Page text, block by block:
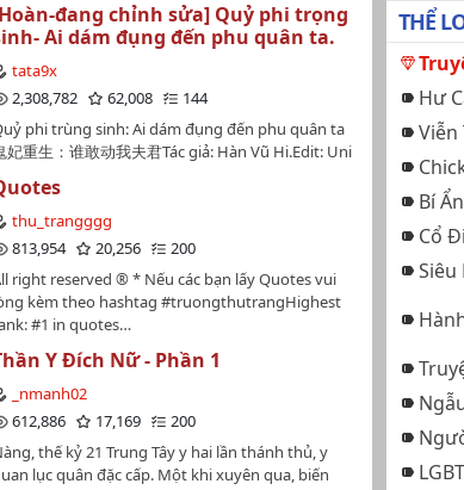
đang chỉnh sửa] Quỷ phi trọng
Ai dám đụng đến phu quân ta.
tata9x
2,308,782
62,008
144
phi trùng sinh: Ai dám đụng đến phu quân ta
妃重生：谁敢动我夫君Tác giả: Hàn Vũ Hi.Edit: Uni
nhuvancac.wordpress.com/truyen/quy-phi-
sinh/Thể Loại: Trọng Sinh, đấu khí, ma thú..
Án:Hắn là người nàng yêu, nhưng tự tay
yêu ta đúng không? Vậy thì gả cho hắn, giúp
đoạt ngôi vị hoàng đế!" Hắn yêu nàng như
mắt thấy ngôi vị hoàng đế liền muốn tới tay.
vì nàng, uống hết độc dược nàng tự tay đưa
mới đi được không?"Nhưng mà, tại sao khi
chết ở trên tay nàng, nàng rốt cục có thể được
nguyện, nàng lại không cảm thấy hài lòng, trái
lại như bị đao cắt?"Linh Thứu, nàng yêu trẫm
thu_trangggg
813,954
20,256
200
right reserved ®️ * Nếu các bạn lấy Quotes vui
kèm theo hashtag #truongthutrangHighest
#1 in quotes…
Y Đích Nữ - Phần 1
_nmanh02
612,886
17,169
200
thế kỷ 21 Trung Tây y hai lần thánh thủ, y
lục quân đặc cấp. Một khi xuyên qua, biến
THỂ
Hư
Viễn
Bí Ẩn
Cổ
Siêu
LGBT